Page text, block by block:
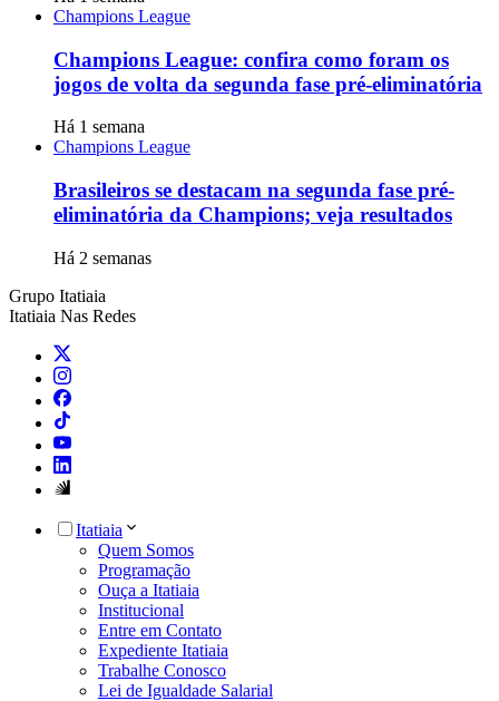
Champions League
Champions League: confira como foram os
jogos de volta da segunda fase pré-eliminatória
Há 1 semana
Champions League
Brasileiros se destacam na segunda fase pré-
eliminatória da Champions; veja resultados
Há 2 semanas
Grupo Itatiaia
Itatiaia Nas Redes
Itatiaia
Quem Somos
Programação
Ouça a Itatiaia
Institucional
Entre em Contato
Expediente Itatiaia
Trabalhe Conosco
Lei de Igualdade Salarial